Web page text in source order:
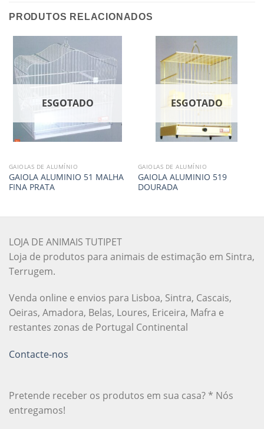
PRODUTOS RELACIONADOS
ESGOTADO
GAIOLAS DE ALUMÍNIO
GAIOLA ALUMINIO 51 MALHA
FINA PRATA
ESGOTADO
GAIOLAS DE ALUMÍNIO
GAIOLA ALUMINIO 519
DOURADA
LOJA DE ANIMAIS TUTIPET
Loja de produtos para animais de estimação em Sintra,
Terrugem.
Venda online e envios para Lisboa, Sintra, Cascais,
Oeiras, Amadora, Belas, Loures, Ericeira, Mafra e
restantes zonas de Portugal Continental
Contacte-nos
Pretende receber os produtos em sua casa? * Nós
entregamos!